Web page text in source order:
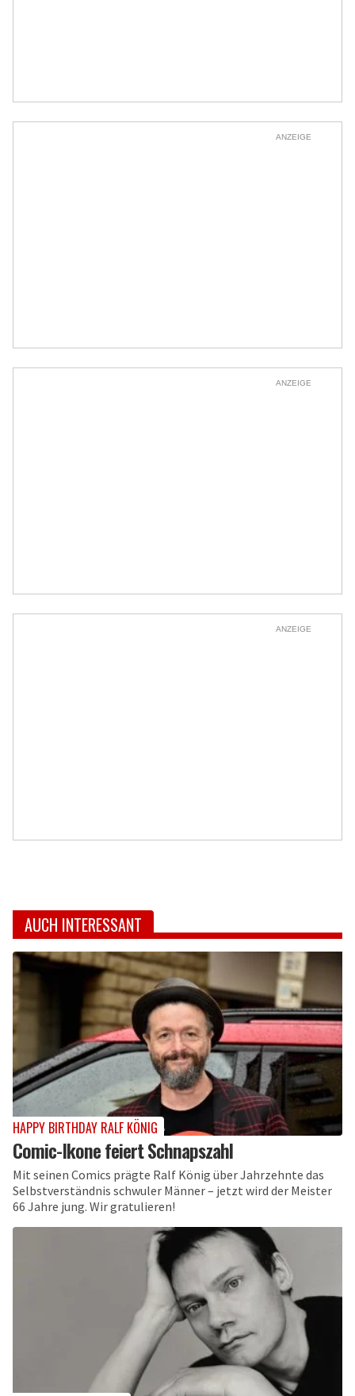
ANZEIGE
ANZEIGE
ANZEIGE
AUCH INTERESSANT
HAPPY BIRTHDAY RALF KÖNIG
Comic-Ikone feiert Schnapszahl
Mit seinen Comics prägte Ralf König über Jahrzehnte das
Selbstverständnis schwuler Männer – jetzt wird der Meister
66 Jahre jung. Wir gratulieren!